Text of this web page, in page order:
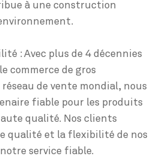
à une construction
: Avec plus de 4 décennies
commerce de gros
de vente mondial, nous
fiable pour les produits
qualité. Nos clients
qualité et la flexibilité de nos
service fiable.